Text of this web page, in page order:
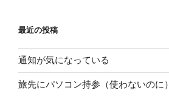
最近の投稿
通知が気になっている
旅先にパソコン持参（使わないのに）